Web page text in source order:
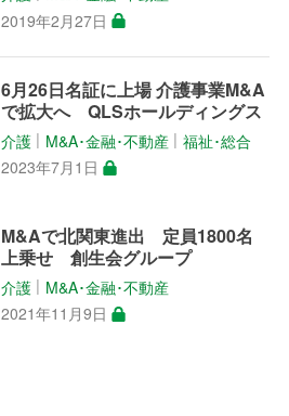
2019年2月27日
6月26日名証に上場 介護事業M&A
で拡大へ QLSホールディングス
介護 │ M&A･金融･不動産 │福祉･総合
2023年7月1日
M&Aで北関東進出 定員1800名
上乗せ 創生会グループ
介護 │ M&A･金融･不動産
2021年11月9日